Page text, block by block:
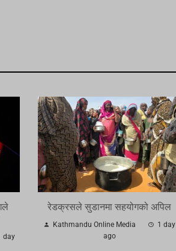
day
रेडक्रसले सुडानमा सहयोगको अपिल
Kathmandu Online Media
1 day
ago